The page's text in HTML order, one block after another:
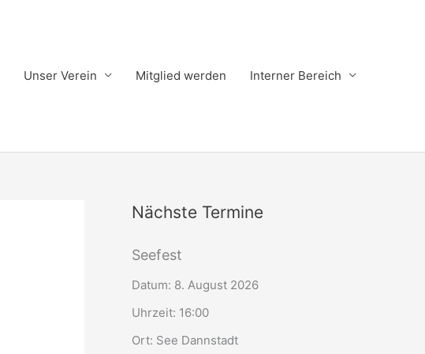
Unser Verein Mitglied werden Interner Bereich
Nächste Termine
Seefest
Datum: 8. August 2026
Uhrzeit: 16:00
Ort: See Dannstadt